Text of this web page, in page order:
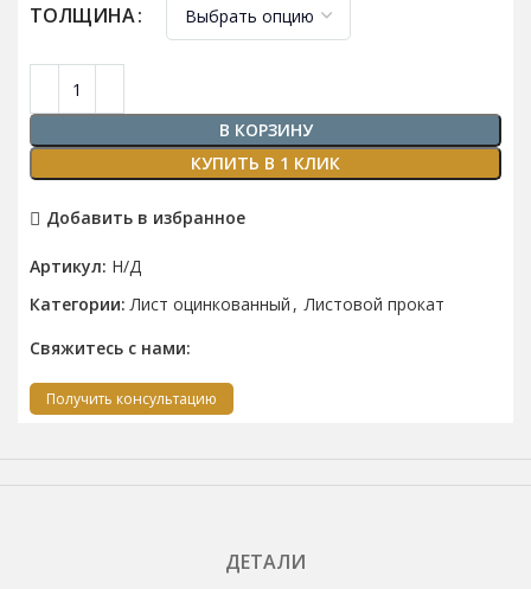
ТОЛЩИНА
В КОРЗИНУ
КУПИТЬ В 1 КЛИК
Добавить в избранное
Артикул: Н/Д
Категории: Лист оцинкованный , Листовой прокат
Свяжитесь с нами:
Получить консультацию
ДЕТАЛИ